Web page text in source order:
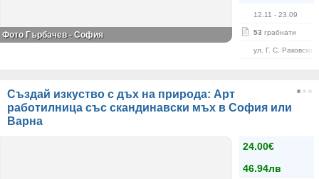
12.11 - 23.09
53 грабнати
ул. Г. С. Раковски
Фото Гърбачев - София
Създай изкуство с дъх на природа: Арт
работилница със скандинавски мъх в София или
Варна
24.00€
46.94лв